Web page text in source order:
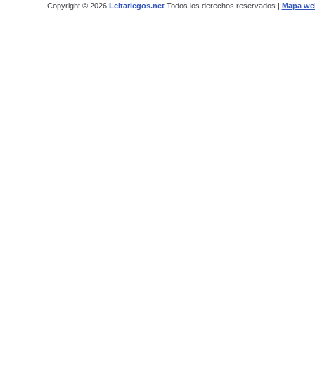
Copyright © 2026 Leitariegos.netTodos los derechos reservados | Mapa